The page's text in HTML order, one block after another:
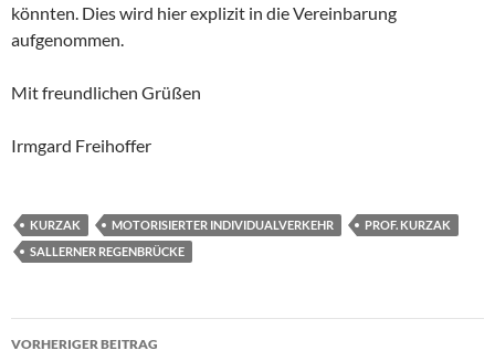
könnten. Dies wird hier explizit in die Vereinbarung
aufgenommen.
Mit freundlichen Grüßen
Irmgard Freihoffer
KURZAK MOTORISIERTER INDIVIDUALVERKEHR
PROF. KURZAK
SALLERNER REGENBRÜCKE
Beitragsnavigation
VORHERIGER BEITRAG